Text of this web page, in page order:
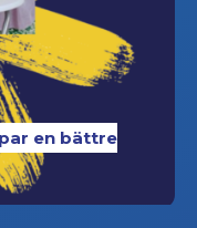
en bättre